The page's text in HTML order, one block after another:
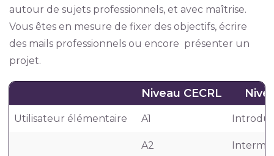
autour de sujets professionnels, et avec maîtrise.
Vous êtes en mesure de fixer des objectifs, écrire
des mails professionnels ou encore présenter un
projet.
Niveau CECRL
Utilisateur élémentaire A1
A2